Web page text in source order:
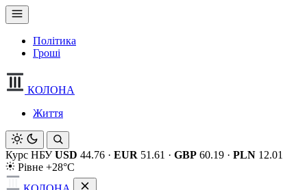
Політика
Гроші
КОЛОНА
Життя
Курс НБУ USD 44.76 · EUR 51.61 · GBP 60.19 · PLN 12.01
Рівне +28°C